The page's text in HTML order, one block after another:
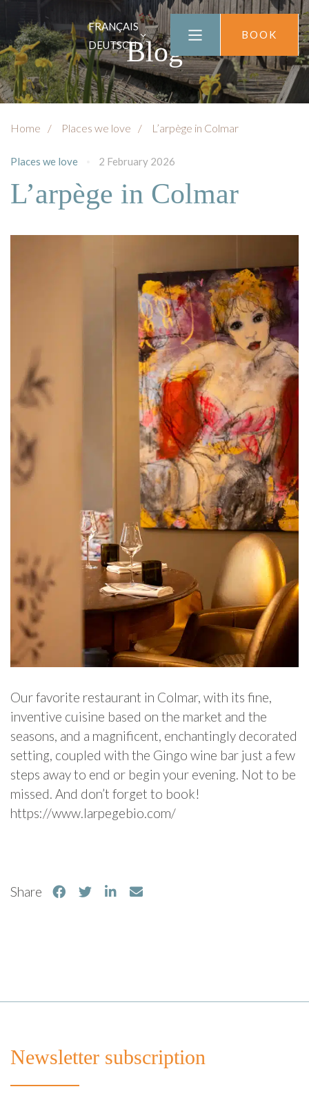
FRANÇAIS
DEUTSCH
BOOK
Blog
Home Places we love L’arpège in Colmar
Places we love 2 February 2026
L’arpège in Colmar
Our favorite restaurant in Colmar, with its fine,
inventive cuisine based on the market and the
seasons, and a magnificent, enchantingly decorated
setting, coupled with the Gingo wine bar just a few
steps away to end or begin your evening. Not to be
missed. And don’t forget to book!
https://www.larpegebio.com/
Share
Newsletter subscription